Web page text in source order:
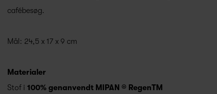
cafébesøg.
Mål: 24,5 x 17 x 9 cm
Materialer
Stof i 100% genanvendt MIPAN ® RegenTM